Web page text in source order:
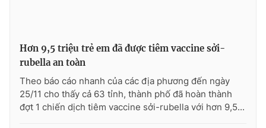
VTV Money VTV Thể thao
VTV Sức khoẻ Bất động sản
Hơn 9,5 triệu trẻ em đã được tiêm vaccine sởi-
rubella an toàn
Theo báo cáo nhanh của các địa phương đến ngày
25/11 cho thấy cả 63 tỉnh, thành phố đã hoàn thành
đợt 1 chiến dịch tiêm vaccine sởi-rubella với hơn 9,5...